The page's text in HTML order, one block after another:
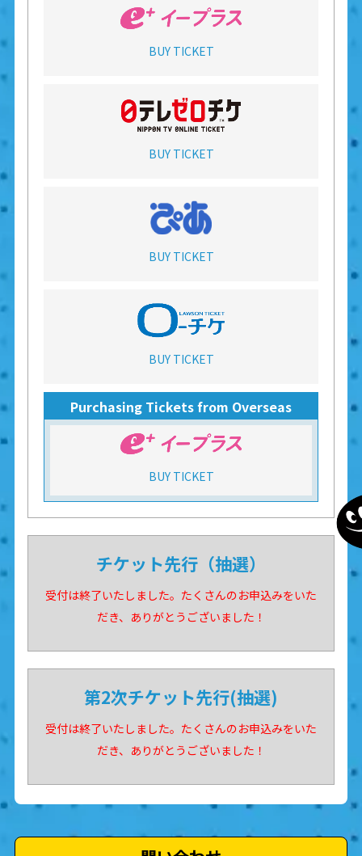
BUY TICKET
BUY TICKET
BUY TICKET
BUY TICKET
Purchasing Tickets from Overseas
BUY TICKET
チケット先行（抽選）
受付は終了いたしました。たくさんのお申込みをいた
だき、ありがとうございました！
第2次チケット先行(抽選)
受付は終了いたしました。たくさんのお申込みをいた
だき、ありがとうございました！